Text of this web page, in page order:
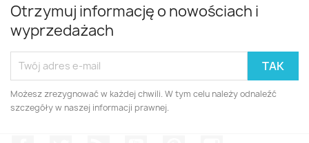
Otrzymuj informację o nowościach i
wyprzedażach
Możesz zrezygnować w każdej chwili. W tym celu należy odnaleźć
szczegóły w naszej informacji prawnej.